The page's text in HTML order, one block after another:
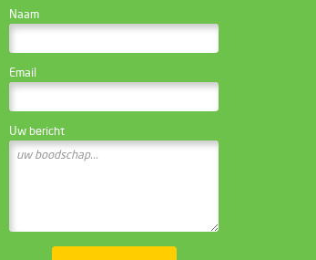
WEBSITE BEHEERDER
Naam
Email
Uw bericht